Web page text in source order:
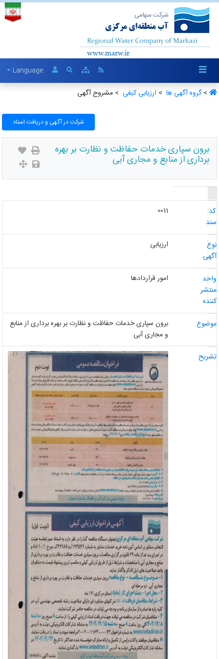
Language
>گروه آگهی ها ‏>ارزیابی کیفی ‏> مشروح آگهی
شرکت در آگهی و دریافت اسناد
برون سپاری خدمات حفاظت و نظارت بر بهره
برداری از منابع و مجاری آبی
0011
ارزیابی
امور قراردادها
برون سپاری خدمات حفاظت و نظارت بر بهره برداری از منابع
و مجاری آبی